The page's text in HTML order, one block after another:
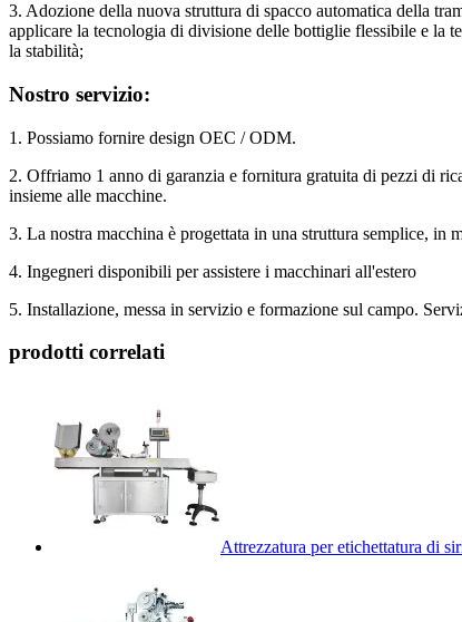
3. Adozione della nuova struttura di spacco automatica della
applicare la tecnologia di divisione delle bottiglie flessibile e la
la stabilità;
Nostro servizio:
1. Possiamo fornire design OEC / ODM.
2. Offriamo 1 anno di garanzia e fornitura gratuita di pezzi di
insieme alle macchine.
3. La nostra macchina è progettata in una struttura semplice,
4. Ingegneri disponibili per assistere i macchinari all'estero
5. Installazione, messa in servizio e formazione sul campo.
prodotti correlati
Attrezzatura per etichettatura di